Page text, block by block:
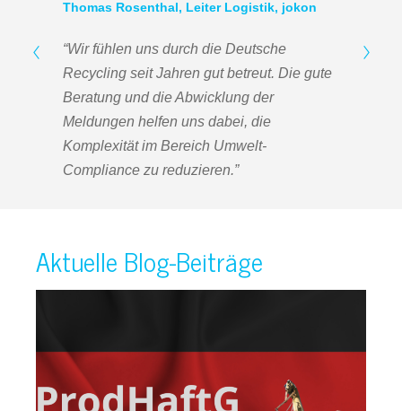
Thomas Rosenthal, Leiter Logistik, jokon
“Wir fühlen uns durch die Deutsche
Recycling seit Jahren gut betreut. Die gute
Beratung und die Abwicklung der
Meldungen helfen uns dabei, die
Komplexität im Bereich Umwelt-
Compliance zu reduzieren.”
Aktuelle Blog-Beiträge